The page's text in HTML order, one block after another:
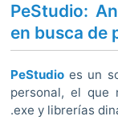
PeStudio:
en busca de
PeStudio es un
personal, el que
.exe y librerías